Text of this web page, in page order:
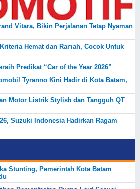
Vitara, Bikin Perjalanan Tetap Nyaman
Hemat dan Ramah, Cocok Untuk
Predikat “Car of the Year 2026”
Tyranno Kini Hadir di Kota Batam,
Motor Listrik Stylish dan Tangguh QT
Suzuki Indonesia Hadirkan Ragam
Stunting, Pemerintah Kota Batam